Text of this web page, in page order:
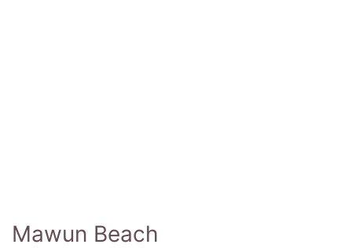
Mawun Beach